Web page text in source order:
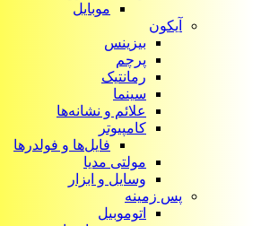
موبایل
آیکون‌
بیزینس
پرچم
رمانتیک
سینما
علائم و نشانه‌ها
کامپیوتر
فایل‌ها و فولدرها
مولتی مدیا
وسایل و ابزار
پس زمینه
اتوموبیل